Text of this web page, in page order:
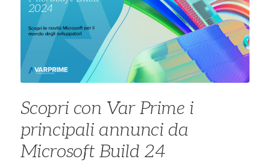
Scopri con Var Prime i
principali annunci da
Microsoft Build 24